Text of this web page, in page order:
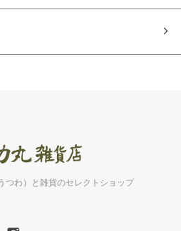
つわ）と雑貨のセレクトショップ